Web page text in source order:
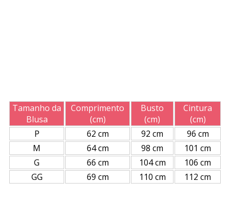
Tamanho da
Blusa
Comprimento
(cm)
Busto
(cm)
Cintura
(cm)
P
62 cm 92 cm
96 cm
M
64 cm 98 cm
101 cm
G
66 cm 104 cm
106 cm
GG
69 cm 110 cm 112 cm